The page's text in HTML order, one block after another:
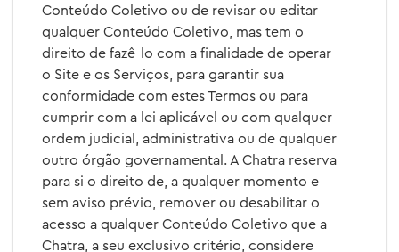
Conteúdo Coletivo ou de revisar ou editar
qualquer Conteúdo Coletivo, mas tem o
direito de fazê-lo com a finalidade de operar
o Site e os Serviços, para garantir sua
conformidade com estes Termos ou para
cumprir com a lei aplicável ou com qualquer
ordem judicial, administrativa ou de qualquer
outro órgão governamental. A Chatra reserva
para si o direito de, a qualquer momento e
sem aviso prévio, remover ou desabilitar o
acesso a qualquer Conteúdo Coletivo que a
Chatra, a seu exclusivo critério, considere